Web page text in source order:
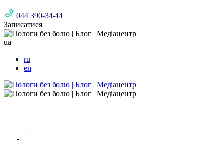
044 390-34-44
Записатися
ua
ru
en